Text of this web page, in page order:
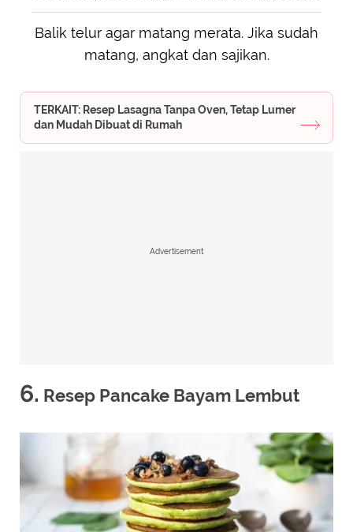
Balik telur agar matang merata. Jika sudah
matang, angkat dan sajikan.
TERKAIT: Resep Lasagna Tanpa Oven, Tetap Lumer
dan Mudah Dibuat di Rumah
Advertisement
6. Resep Pancake Bayam Lembut